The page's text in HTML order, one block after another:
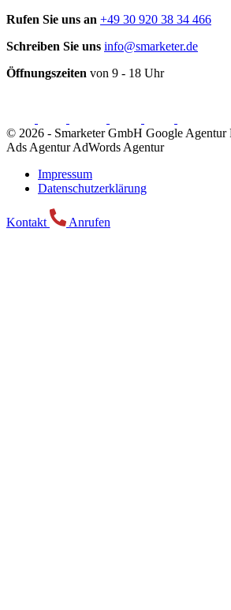
Rufen Sie uns an +49 30 920 38 34 466
Schreiben Sie uns info@smarketer.de
Öffnungszeiten von 9 - 18 Uhr
© 2026 - Smarketer GmbH Google Agentur
Ads Agentur AdWords Agentur
Impressum
Datenschutzerklärung
Kontakt Anrufen